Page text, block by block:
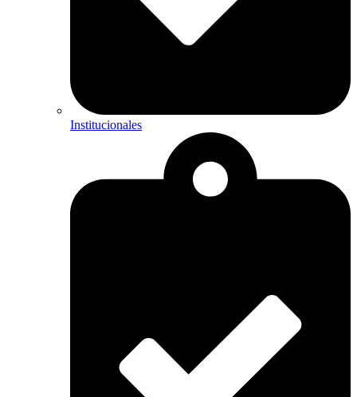
Institucionales